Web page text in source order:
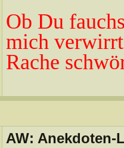
Ob Du
mich
Rache
AW: Anekdoten-